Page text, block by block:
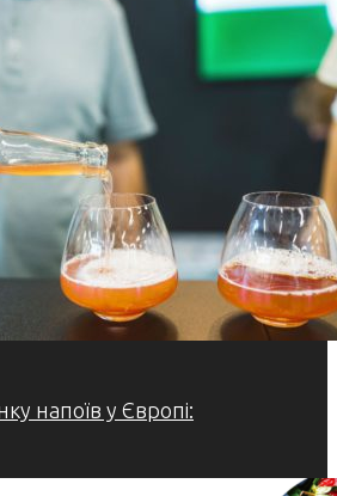
напоїв у Європі: